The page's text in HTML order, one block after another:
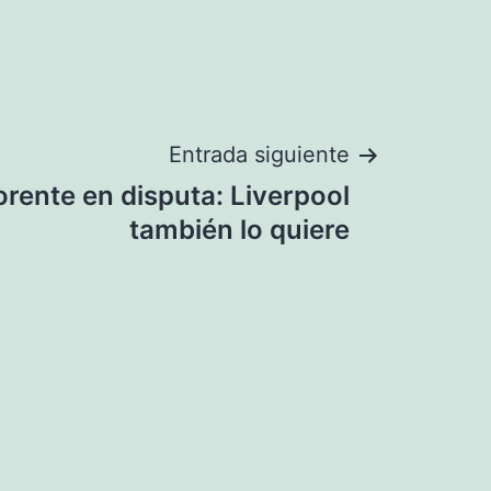
Entrada siguiente
en disputa: Liverpool
también lo quiere